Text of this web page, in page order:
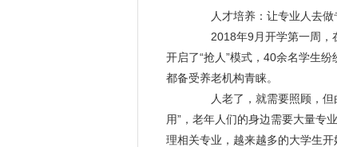
人才培养：让专业人去做
2018年9月开学第一周，在
开启了“抢人”模式，40余名学生
都备受养老机构青睐。
人老了，就需要照顾，但
用”，老年人们的身边需要大量专
理相关专业，越来越多的大学生开